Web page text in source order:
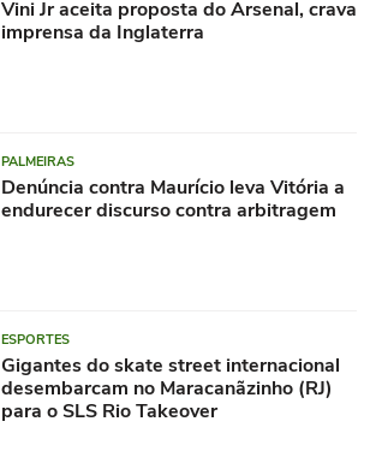
Vini Jr aceita proposta do Arsenal, crava
imprensa da Inglaterra
PALMEIRAS
Denúncia contra Maurício leva Vitória a
endurecer discurso contra arbitragem
ESPORTES
Gigantes do skate street internacional
desembarcam no Maracanãzinho (RJ)
para o SLS Rio Takeover